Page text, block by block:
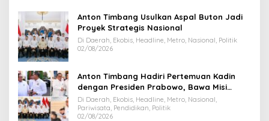
Anton Timbang Usulkan Aspal Buton Jadi
Proyek Strategis Nasional
Di Daerah, Ekobis, Headline, Metro, Nasional, Politik
02/08/2026
Anton Timbang Hadiri Pertemuan Kadin
dengan Presiden Prabowo, Bawa Misi
Majukan Ekonomi Sultra
Di Daerah, Ekobis, Headline, Metro, Nasional,
Pariwisata, Pendidikan, Politik
02/08/2026